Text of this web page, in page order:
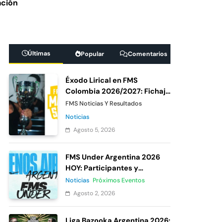
oficial
del cierre de
Últimas Popular Comentarios
Éxodo Lirical en FMS
Colombia 2026/2027: Fichaje
confirmado de Urban
Roosters
FMS Noticias Y Resultados
Noticias
Agosto 5, 2026
FMS Under Argentina 2026
HOY: Participantes y
votación
Noticias Próximos Eventos
Agosto 2, 2026